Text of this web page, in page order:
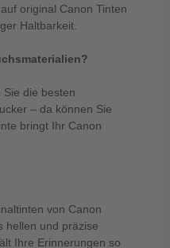
original Canon Tinten
Haltbarkeit.
die besten
– da können Sie
bringt Ihr Canon
von Canon
hellen und präzise
Ihre Erinnerungen so